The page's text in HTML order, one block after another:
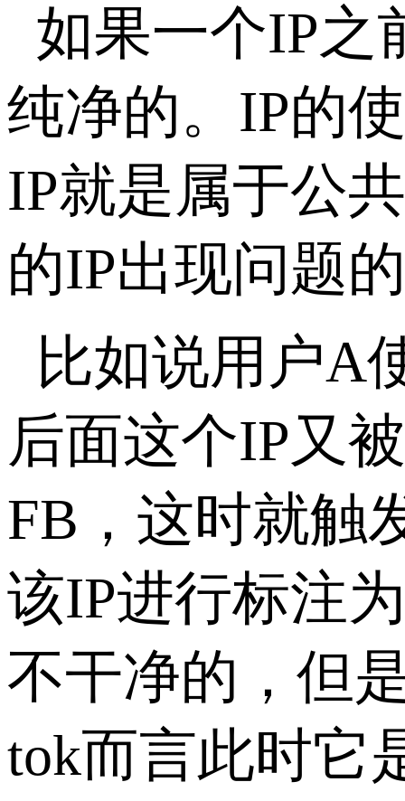
如果一个IP之
纯净的。IP的
IP就是属于公
的IP出现问题
比如说用户A
后面这个IP又
FB，这时就触
该IP进行标注
不干净的，但
tok而言此时它